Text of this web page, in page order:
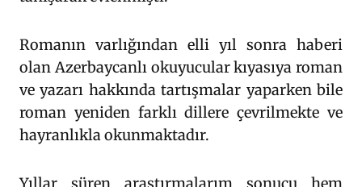
Romanın varlığından elli yıl sonra haberi
olan Azerbaycanlı okuyucular kıyasıya roman
ve yazarı hakkında tartışmalar yaparken bile
roman yeniden farklı dillere çevrilmekte ve
hayranlıkla okunmaktadır.
Yıllar süren araştırmalarım sonucu hem